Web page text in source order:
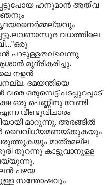
ഹനുമാന്‍ അതീവ
വധത്തിലെ
പാടുള്ളതല്ലെന്നു
മുദ്രീകരിച്ചു.
നളന്‍
ദമയന്തിയെ
ഒരുമ്പെട്ട് പടപ്പുറപ്പാട്
ഒരു പെണ്ണിനു വേണ്ടി
വീണ്ടുവിചാരം
മാറുന്നു. അരങ്ങില്‍
വൈവിധ്യമണയ്ക്കുകയും
മാത്രമല്ല
തുറന്നു കാട്ടുവാനുള്ള
പഴയ
സന്തോഷവും